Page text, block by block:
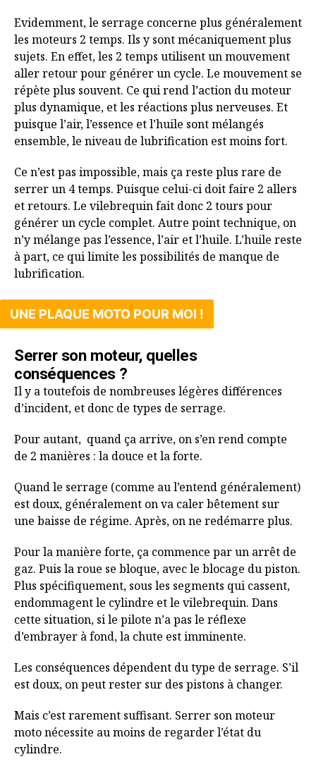
Evidemment, le serrage concerne plus généralement
les moteurs 2 temps. Ils y sont mécaniquement plus
sujets. En effet, les 2 temps utilisent un mouvement
aller retour pour générer un cycle. Le mouvement se
répète plus souvent. Ce qui rend l’action du moteur
plus dynamique, et les réactions plus nerveuses. Et
puisque l’air, l’essence et l’huile sont mélangés
ensemble, le niveau de lubrification est moins fort.
Ce n’est pas impossible, mais ça reste plus rare de
serrer un 4 temps. Puisque celui-ci doit faire 2 allers
et retours. Le vilebrequin fait donc 2 tours pour
générer un cycle complet. Autre point technique, on
n’y mélange pas l’essence, l’air et l’huile. L’huile reste
à part, ce qui limite les possibilités de manque de
lubrification.
UNE PLAQUE MOTO POUR MOI !
Serrer son moteur, quelles
conséquences ?
Il y a toutefois de nombreuses légères différences
d’incident, et donc de types de serrage.
Pour autant, quand ça arrive, on s’en rend compte
de 2 manières : la douce et la forte.
Quand le serrage (comme au l’entend généralement)
est doux, généralement on va caler bêtement sur
une baisse de régime. Après, on ne redémarre plus.
Pour la manière forte, ça commence par un arrêt de
gaz. Puis la roue se bloque, avec le blocage du piston.
Plus spécifiquement, sous les segments qui cassent,
endommagent le cylindre et le vilebrequin. Dans
cette situation, si le pilote n’a pas le réflexe
d’embrayer à fond, la chute est imminente.
Les conséquences dépendent du type de serrage. S’il
est doux, on peut rester sur des pistons à changer.
Mais c’est rarement suffisant. Serrer son moteur
moto nécessite au moins de regarder l’état du
cylindre.